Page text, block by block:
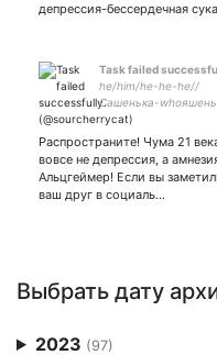
депрессия-бессердечная сука
Task failed
he/him/he-he-he//
Сашенька-
Переживаю за
вымышленных героев
больше, чем за
проблемы
#followback
#gamer #v系
Распространите! Чума 21
вовсе не депрессия, а
Альцгеймер! Если вы
ваш друг в социаль…
Выбрать дату
2023 (97)